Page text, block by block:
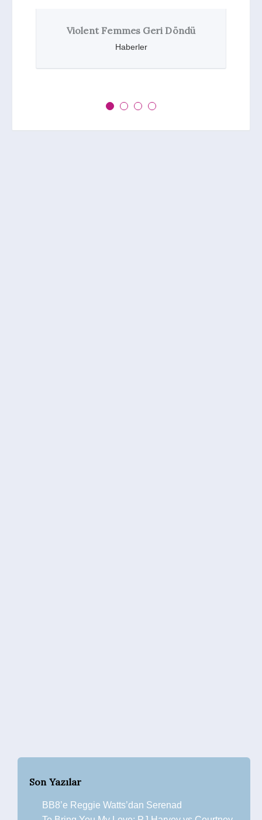
Violent Femmes Geri Döndü
Son Yazılar
BB8’e Reggie Watts’dan Serenad